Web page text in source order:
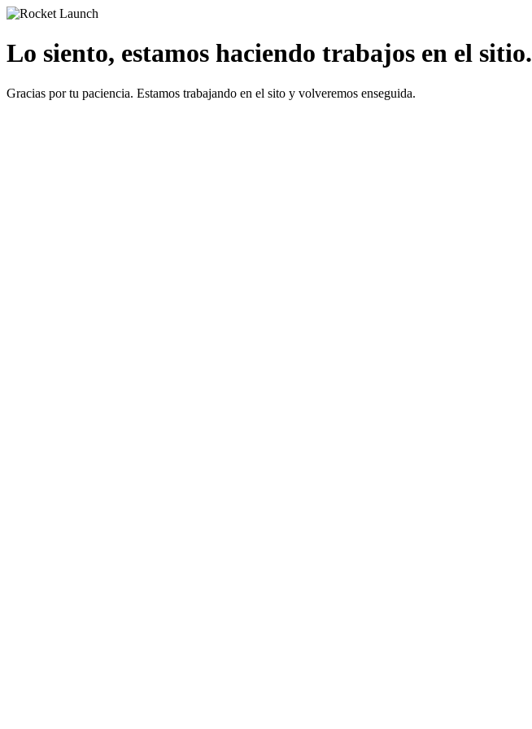
Lo siento, estamos haciendo trabajos en el sitio.
Gracias por tu paciencia. Estamos trabajando en el sito y volveremos enseguida.